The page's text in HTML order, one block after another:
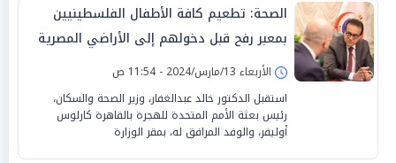
الصحة: تطعيم كافة الأطفال الفلسطينيين
بمعبر رفح قبل دخولهم إلى الأراضي المصرية
الأربعاء 13/مارس/2024 - 11:54 ص
استقبل الدكتور خالد عبدالغفار، وزير الصحة والسكان،
رئيس بعثة الأمم المتحدة للهجرة بالقاهرة كارلوس
أوليفر، والوفد المرافق له، بمقر الوزارة